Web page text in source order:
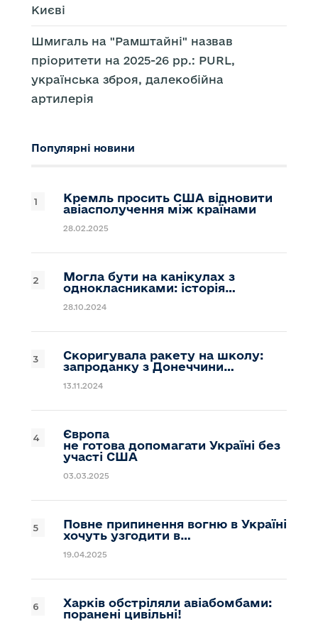
Києві
Шмигаль на "Рамштайні" назвав
пріоритети на 2025-26 рр.: PURL,
українська зброя, далекобійна
артилерія
Популярні новини
Кремль просить США відновити
авіасполучення між країнами
28.02.2025
Могла бути на канікулах з
однокласниками: історія…
28.10.2024
Скоригувала ракету на школу:
запроданку з Донеччини…
13.11.2024
Європа
не готова допомагати Україні без
участі США
03.03.2025
Повне припинення вогню в Україні
хочуть узгодити в…
19.04.2025
Харків обстріляли авіабомбами:
поранені цивільні!